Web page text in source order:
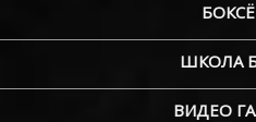
ШКОЛА
ВИДЕО